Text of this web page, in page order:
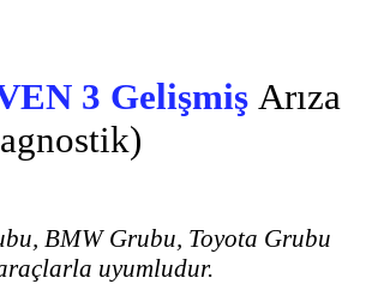
3 Gelişmiş Arıza
BMW Grubu, Toyota Grubu
uyumludur.